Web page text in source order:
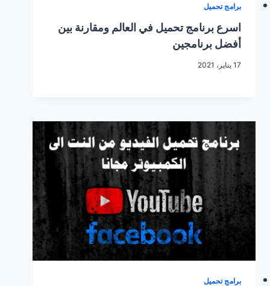
برامج تحميل
اسرع برنامج تحميل في العالم ومقارنة بين
أفضل برنامجين
17 يناير، 2021
برامج تحميل